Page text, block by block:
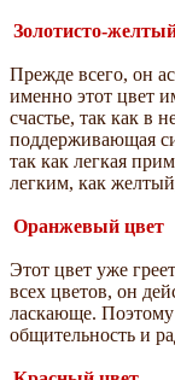
Золотисто-
Прежде всего, он
именно этот цвет
счастье, так как в
поддерживающая
так как легкая
легким, как
Оранжевый цвет
Этот цвет уже
всех цветов, он
ласкающе. Поэтому
общительность и